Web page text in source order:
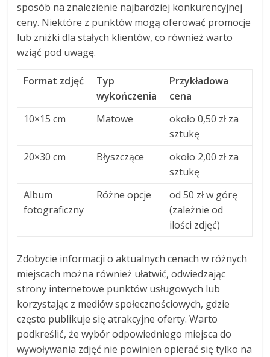
sposób na znalezienie najbardziej konkurencyjnej
ceny. Niektóre z punktów mogą oferować promocje
lub zniżki dla stałych klientów, co również warto
wziąć pod uwagę.
Format zdjęć
Typ
wykończenia
Przykładowa
cena
10×15 cm
Matowe
około 0,50 zł za
sztukę
20×30 cm
Błyszczące
około 2,00 zł za
sztukę
Album
fotograficzny
Różne opcje
od 50 zł w górę
(zależnie od
ilości zdjęć)
Zdobycie informacji o aktualnych cenach w różnych
miejscach można również ułatwić, odwiedzając
strony internetowe punktów usługowych lub
korzystając z mediów społecznościowych, gdzie
często publikuje się atrakcyjne oferty. Warto
podkreślić, że wybór odpowiedniego miejsca do
wywoływania zdjęć nie powinien opierać się tylko na